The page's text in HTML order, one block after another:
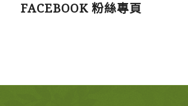
FACEBOOK 粉絲專頁